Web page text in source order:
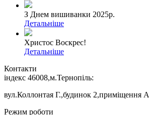
З Днем вишиванки 2025р.
Детальніше
Христос Воскрес!
Детальніше
Контакти
індекс 46008,м.Тернопіль:
вул.Коллонтая Г.,будинок 2,приміщення А
Режим роботи